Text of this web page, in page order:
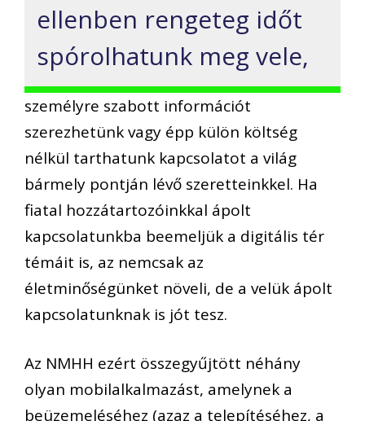
ellenben rengeteg időt
spórolhatunk meg vele,
személyre szabott információt
szerezhetünk vagy épp külön költség
nélkül tarthatunk kapcsolatot a világ
bármely pontján lévő szeretteinkkel. Ha
fiatal hozzátartozóinkkal ápolt
kapcsolatunkba beemeljük a digitális tér
témáit is, az nemcsak az
életminőségünket növeli, de a velük ápolt
kapcsolatunknak is jót tesz.
Az NMHH ezért összegyűjtött néhány
olyan mobilalkalmazást, amelynek a
beüzemeléséhez (azaz a telepítéséhez, a